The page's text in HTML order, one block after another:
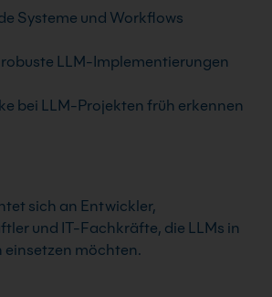
Systeme und Workflows
LLM-Implementierungen
bei LLM-Projekten früh erkennen
sich an Entwickler,
und IT-Fachkräfte, die LLMs in
einsetzen möchten.